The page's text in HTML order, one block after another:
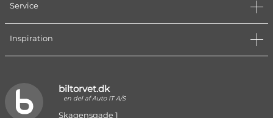
Service
Inspiration
biltorvet.dk
en del af Auto IT A/S
Skagensgade 1